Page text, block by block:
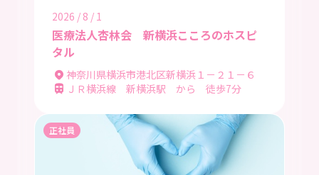
2026 / 8 / 1
医療法人杏林会 新横浜こころのホスピ
タル
神奈川県横浜市港北区新横浜１－２１－６
ＪＲ横浜線 新横浜駅 から 徒歩7分
正社員